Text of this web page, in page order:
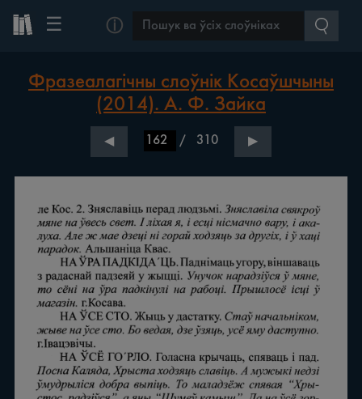
☰ ⓘ
Фразеалагічны слоўнік Косаўшчыны
(2014). А. Ф. Зайка
◀ / 310 ▶